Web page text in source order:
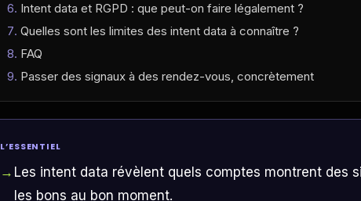
Intent data et RGPD : que peut-on faire légalement ?
Quelles sont les limites des intent data à connaître ?
FAQ
Passer des signaux à des rendez-vous, concrètement
L’ESSENTIEL
Les intent data révèlent quels comptes montrent des
les bons au bon moment.